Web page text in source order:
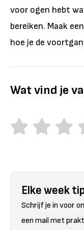
voor ogen hebt
bereiken. Maak
hoe je de
Wat vind je
Elke week
Schrijf je in voor
een mail met